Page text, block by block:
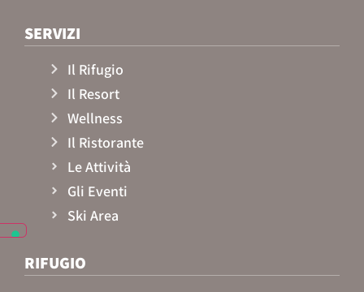
SERVIZI
Il Rifugio
Il Resort
Wellness
Il Ristorante
Le Attività
Gli Eventi
Ski Area
RIFUGIO